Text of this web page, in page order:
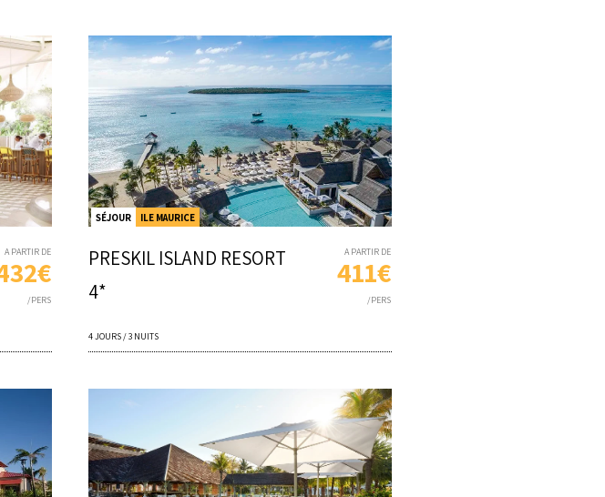
A PARTIR DE
/PERS
SÉJOUR ILE MAURICE
PRESKIL ISLAND RESORT
4*
A PARTIR DE
411€
/PERS
4 JOURS / 3 NUITS